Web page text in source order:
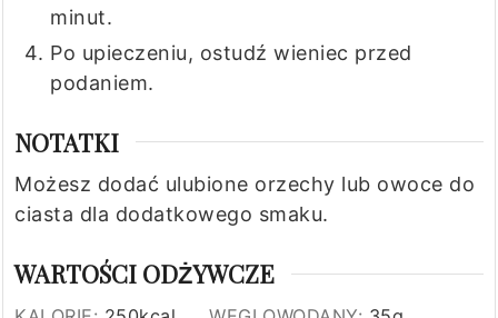
minut.
Po upieczeniu, ostudź wieniec przed
podaniem.
NOTATKI
Możesz dodać ulubione orzechy lub owoce do
ciasta dla dodatkowego smaku.
WARTOŚCI ODŻYWCZE